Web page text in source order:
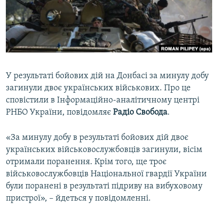
ДЕПОРТАЦІЯ
ВІДЕОУРОКИ «ELIFBE»
СВІДЧЕННЯ ОКУПАЦІЇ
ІНФОГРАФІКА
ЯК ОБІЙТИ БЛОКУВАННЯ
Русский
Qırımtatar
ДОЛУЧАЙСЯ!
У результаті бойових дій на Донбасі за минулу добу
загинули двоє українських військових. Про це
сповістили в Інформаційно-аналітичному центрі
РНБО України, повідомляє Радіо Свобода.
«За минулу добу в результаті бойових дій двоє
українських військовослужбовців загинули, вісім
отримали поранення. Крім того, ще троє
військовослужбовців Національної гвардії України
були поранені в результаті підриву на вибуховому
пристрої», – йдеться у повідомленні.